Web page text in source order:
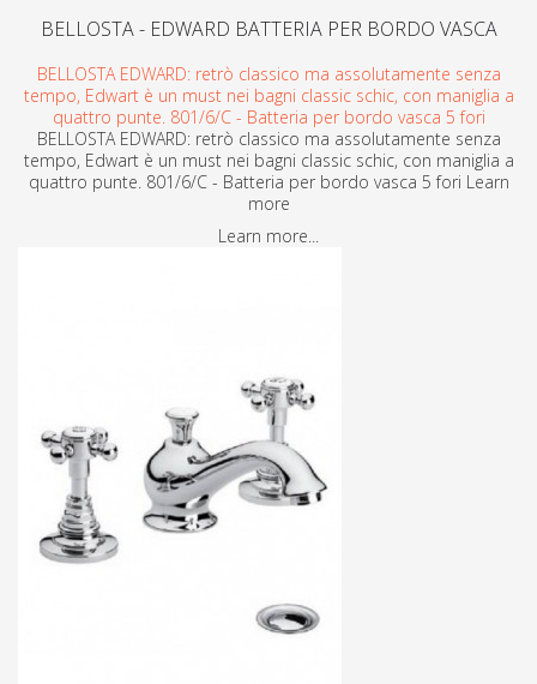
BELLOSTA - EDWARD BATTERIA PER BORDO VASCA
BELLOSTA EDWARD: retrò classico ma assolutamente senza
tempo, Edwart è un must nei bagni classic schic, con maniglia a
quattro punte. 801/6/C - Batteria per bordo vasca 5 fori
BELLOSTA EDWARD: retrò classico ma assolutamente senza
tempo, Edwart è un must nei bagni classic schic, con maniglia a
quattro punte. 801/6/C - Batteria per bordo vasca 5 fori Learn
more
Learn more...